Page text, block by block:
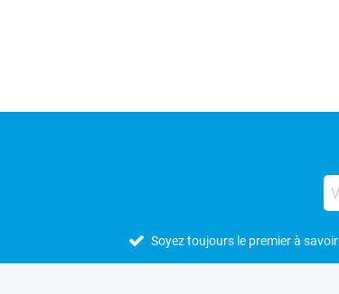
Soyez toujours le premier à savoir